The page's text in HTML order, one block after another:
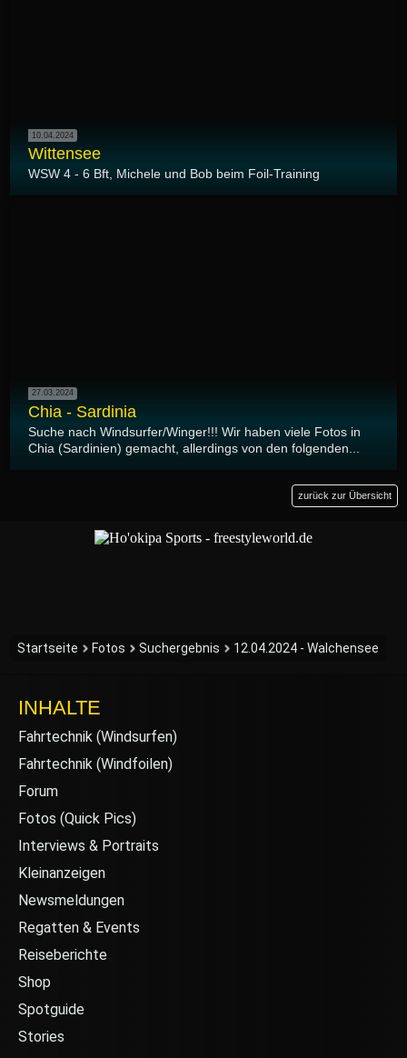
10.04.2024
Wittensee
WSW 4 - 6 Bft, Michele und Bob beim Foil-Training
27.03.2024
Chia - Sardinia
Suche nach Windsurfer/Winger!!! Wir haben viele Fotos in
Chia (Sardinien) gemacht, allerdings von den folgenden...
zurück zur Übersicht
Startseite Fotos Suchergebnis 12.04.2024 - Walchensee
INHALTE
Fahrtechnik (Windsurfen)
Fahrtechnik (Windfoilen)
Forum
Fotos (Quick Pics)
Interviews & Portraits
Kleinanzeigen
Newsmeldungen
Regatten & Events
Reiseberichte
Shop
Spotguide
Stories